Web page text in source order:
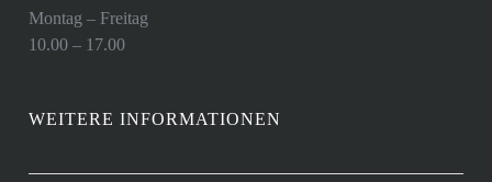
Montag – Freitag
10.00 – 17.00
WEITERE INFORMATIONEN